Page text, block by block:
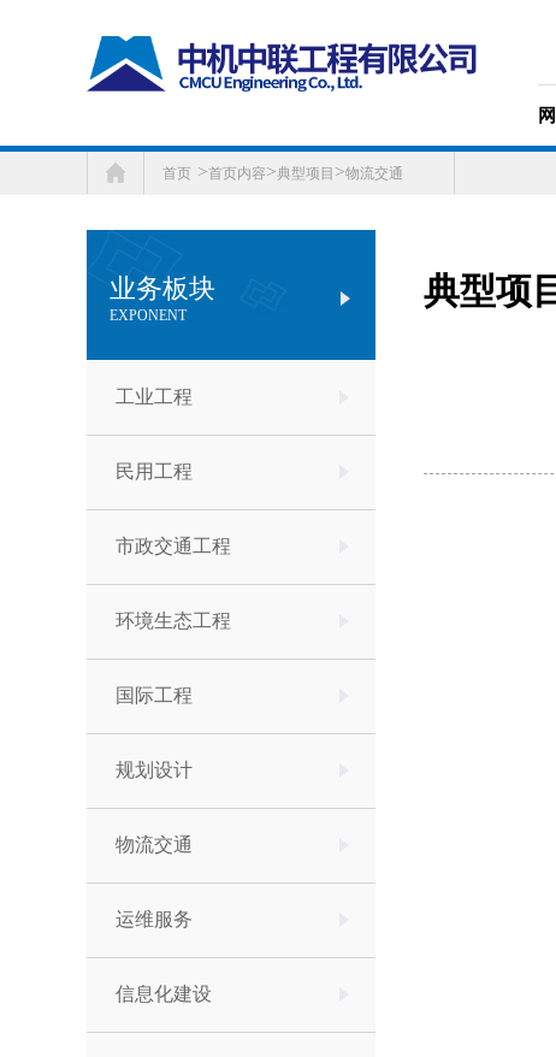
首页 >首页内容>典型项目 >物流交通
业务板块
EXPONENT
工业工程
民用工程
市政交通工程
环境生态工程
国际工程
规划设计
物流交通
运维服务
信息化建设
典型项